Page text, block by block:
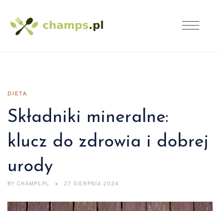
DIETA
Składniki mineralne:
klucz do zdrowia i dobrej
urody
BY CHAMPS.PL 27 SIERPNIA 2024